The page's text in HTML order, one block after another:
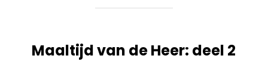
Maaltijd van de Heer: deel 2